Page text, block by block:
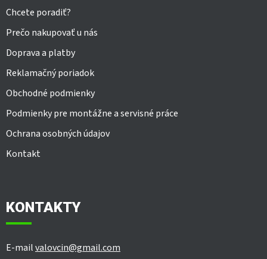
Chcete poradiť?
Prečo nakupovať u nás
Doprava a platby
Reklamačný poriadok
Obchodné podmienky
Podmienky pre montážne a servisné práce
Ochrana osobných údajov
Kontakt
KONTAKTY
E-mailvalovcin@gmail.com